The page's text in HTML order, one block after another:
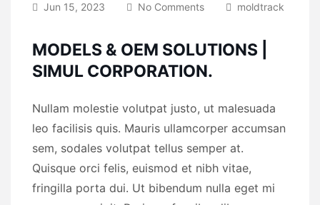
Jun 15, 2023 No Comments moldtrack
MODELS & OEM SOLUTIONS |
SIMUL CORPORATION.
Nullam molestie volutpat justo, ut malesuada
leo facilisis quis. Mauris ullamcorper accumsan
sem, sodales volutpat tellus semper at.
Quisque orci felis, euismod et nibh vitae,
fringilla porta dui. Ut bibendum nulla eget mi